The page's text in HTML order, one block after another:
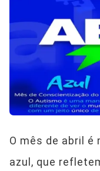
O mês de abril é
azul, que